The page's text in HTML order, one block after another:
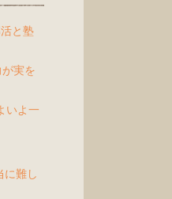
と塾
実を
いよ一
に難し